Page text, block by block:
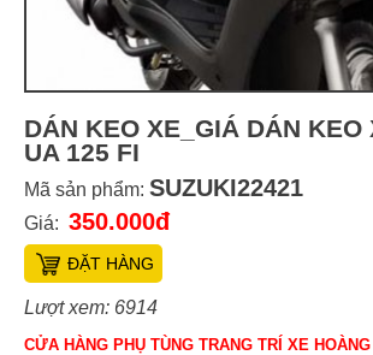
DÁN KEO XE_GIÁ DÁN KEO
UA 125 FI
Mã sản phẩm: SUZUKI22421
Giá: 350.000đ
ĐẶT HÀNG
Lượt xem: 6914
CỬA HÀNG PHỤ TÙNG TRANG TRÍ XE HOÀNG